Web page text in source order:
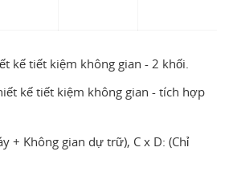
kế tiết kiệm không gian - 2 khối.
kế tiết kiệm không gian - tích hợp
+ Không gian dự trữ), C x D: (Chỉ